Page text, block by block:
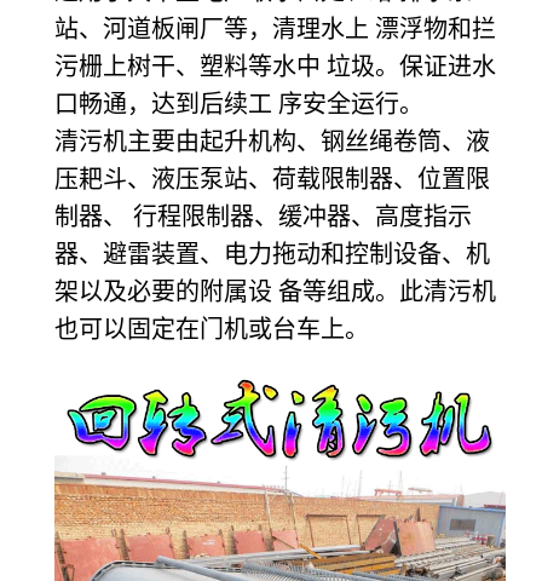
站、河道板闸厂等，清理水上 漂浮物和拦
污栅上树干、塑料等水中 垃圾。保证进水
口畅通，达到后续工 序安全运行。
清污机主要由起升机构、钢丝绳卷筒、液
压耙斗、液压泵站、荷载限制器、位置限
制器、 行程限制器、缓冲器、高度指示
器、避雷装置、电力拖动和控制设备、机
架以及必要的附属设 备等组成。此清污机
也可以固定在门机或台车上。